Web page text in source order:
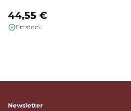
44,55 €
En stock
Newsletter